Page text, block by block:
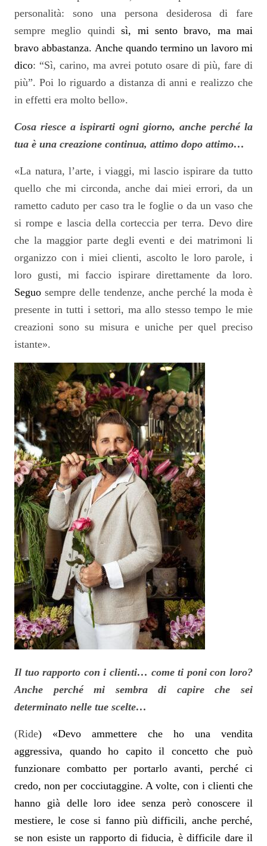
personalità: sono una persona desiderosa di fare
sempre meglio quindisì, mi sento bravo, ma mai
bravo abbastanza. Anche quando termino un lavoro mi
dico: “Sì, carino, ma avrei potuto osare di più, fare di
più”. Poi lo riguardo a distanza di anni e realizzo che
in effetti era molto bello».
Cosa riesce a ispirarti ogni giorno, anche perché la
tua è una creazione continua, attimo dopo attimo…
«La natura, l’arte, i viaggi, mi lascio ispirare da tutto
quello che mi circonda, anche dai miei errori, da un
rametto caduto per caso tra le foglie o da un vaso che
si rompe e lascia della corteccia per terra. Devo dire
che la maggior parte degli eventi e dei matrimoni li
organizzo con i miei clienti, ascolto le loro parole, i
loro gusti, mi faccio ispirare direttamente da loro.
Seguo sempre delle tendenze, anche perché la moda è
presente in tutti i settori, ma allo stesso tempo le mie
creazioni sono su misura e uniche per quel preciso
istante».
Il tuo rapporto con i clienti… come ti poni con loro?
Anche perché mi sembra di capire che sei
determinato nelle tue scelte…
(Ride) «Devo ammettere che ho una vendita
aggressiva, quando ho capito il concetto che può
funzionare combatto per portarlo avanti, perché ci
credo, non per cocciutaggine. A volte, con i clienti che
hanno già delle loro idee senza però conoscere il
mestiere, le cose si fanno più difficili, anche perché,
se non esiste un rapporto di fiducia, è difficile dare il